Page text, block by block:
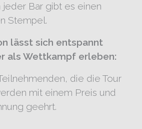
Bar gibt es einen
Stempel.
lässt sich entspannt
als Wettkampf erleben:
die die Tour
mit einem Preis und
geehrt.